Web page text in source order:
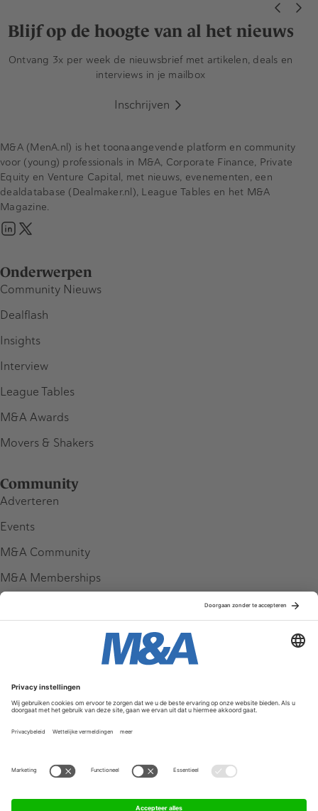
Blijf op de hoogte van al het nieuws
Ontvang 3x per week de nieuwsbrief met artikelen, deals en
interviews in je mailbox
Inschrijven
Onderwerpen
Community Nieuws
Dealflash
Insights
Interview
League Tables
M&A Awards
Movers & Shakers
Community
Adverteren
Events
M&A Community
M&A Memberships
Service & Contact
Contact
FAQ
Werken bij ons
M&A (MenA.nl) is het toonaangevende platform en community
voor (young) professionals in M&A, Corporate Finance, Private
Equity en Venture Capital, met nieuws, evenementen, een
dealdatabase (Dealmaker.nl), League Tables en het M&A
Magazine.